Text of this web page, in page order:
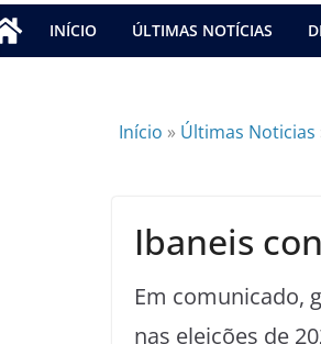
INÍCIO ÚLTIMAS NOTÍCIAS
Início » Últimas Noticias
Ibaneis
Em comunicado,
nas eleições de